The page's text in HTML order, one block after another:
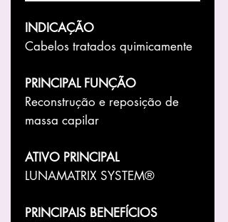
INDICAÇÃO
Cabelos tratados quimicamente
PRINCIPAL FUNÇÃO
Reconstrução e reposição de
massa capilar
ATIVO PRINCIPAL
LUNAMATRIX SYSTEM®
PRINCIPAIS BENEFÍCIOS